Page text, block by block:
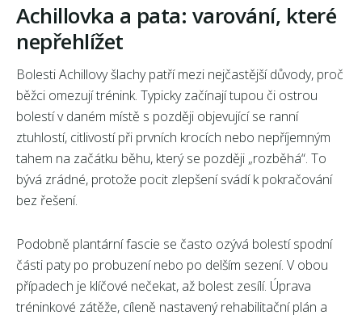
Achillovka a pata: varování, které
nepřehlížet
Bolesti Achillovy šlachy patří mezi nejčastější důvody, proč
běžci omezují trénink. Typicky začínají tupou či ostrou
bolestí v daném místě s později objevující se ranní
ztuhlostí, citlivostí při prvních krocích nebo nepříjemným
tahem na začátku běhu, který se později „rozběhá“. To
bývá zrádné, protože pocit zlepšení svádí k pokračování
bez řešení.
Podobně plantární fascie se často ozývá bolestí spodní
části paty po probuzení nebo po delším sezení. V obou
případech je klíčové nečekat, až bolest zesílí. Úprava
tréninkové zátěže, cíleně nastavený rehabilitační plán a